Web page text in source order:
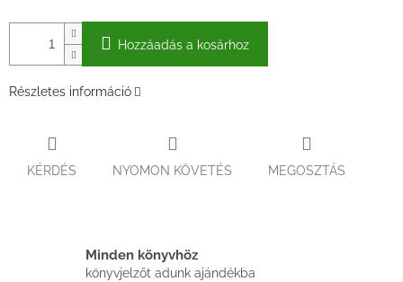
Hozzáadás a kosárhoz
Részletes információ
KÉRDÉS NYOMON KÖVETÉS MEGOSZTÁS
Minden könyvhöz
könyvjelzőt adunk ajándékba